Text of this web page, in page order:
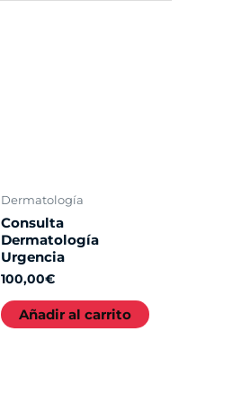
Dermatología
Consulta
Dermatología
Urgencia
100,00€
Añadir al carrito